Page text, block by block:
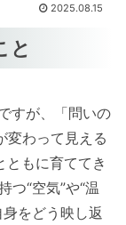
2025.08.15
と
すが、「問いの
変わって見える
もに育ててき
つ“空気”や“温
をどう映し返